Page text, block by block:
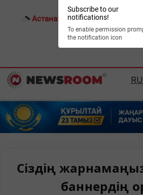
Subscribe to our
notifications!
To enable permission
the notification icon
Астана: 27°C Алматы:
RU
Сіздің
баннердің